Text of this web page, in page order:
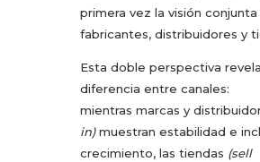
primera vez la visión conjunta
fabricantes, distribuidores y
Esta doble perspectiva
diferencia entre canales:
mientras marcas y
in)muestran estabilidad e
crecimiento, las tiendas (sell